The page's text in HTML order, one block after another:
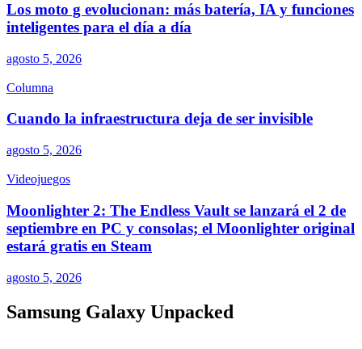
Los moto g evolucionan: más batería, IA y funciones
inteligentes para el día a día
agosto 5, 2026
Columna
Cuando la infraestructura deja de ser invisible
agosto 5, 2026
Videojuegos
Moonlighter 2: The Endless Vault se lanzará el 2 de
septiembre en PC y consolas; el Moonlighter original
estará gratis en Steam
agosto 5, 2026
Samsung Galaxy Unpacked